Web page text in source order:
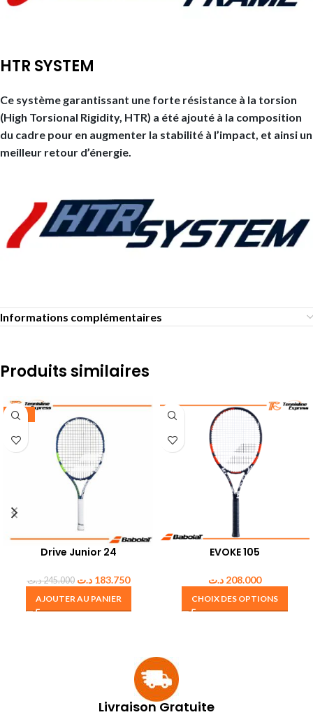
HTR SYSTEM
Ce système garantissant une forte résistance à la torsion
(High Torsional Rigidity, HTR) a été ajouté à la composition
du cadre pour en augmenter la stabilité à l’impact, et ainsi un
meilleur retour d’énergie.
Informations complémentaires
Produits similaires
-25%
Drive Junior 24
245.000د.ت 183.750 د.ت
AJOUTER AU PANIER
EVOKE 105
208.000 د.ت
CHOIX DES OPTIONS
Livraison Gratuite